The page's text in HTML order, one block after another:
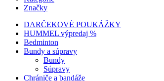
Značky
DARČEKOVÉ POUKÁŽKY
HUMMEL výpredaj %
Bedminton
Bundy a súpravy
Bundy
Súpravy
Chrániče a bandáže